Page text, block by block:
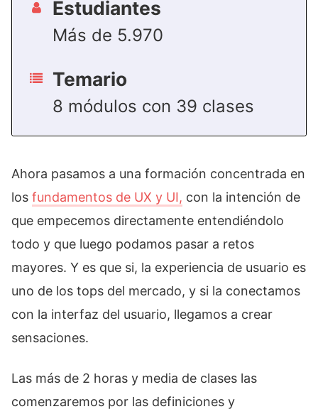
Estudiantes
Más de 5.970
Temario
8 módulos con 39 clases
Ahora pasamos a una formación concentrada en
los fundamentos de UX y UI, con la intención de
que empecemos directamente entendiéndolo
todo y que luego podamos pasar a retos
mayores. Y es que si, la experiencia de usuario es
uno de los tops del mercado, y si la conectamos
con la interfaz del usuario, llegamos a crear
sensaciones.
Las más de 2 horas y media de clases las
comenzaremos por las definiciones y